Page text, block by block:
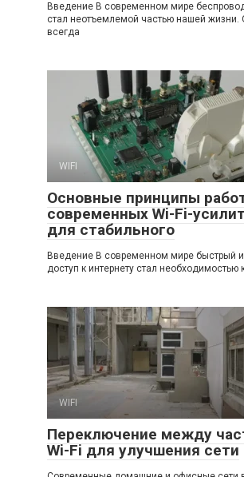
Введение В современном мире
стал неотъемлемой частью нашей жизни.
всегда
WIFI
Основные принципы
современных Wi-Fi-
для стабильного
Введение В современном мире быстрый
доступ к интернету стал необходимостью
WIFI
Переключение между
Wi-Fi для улучшения сети